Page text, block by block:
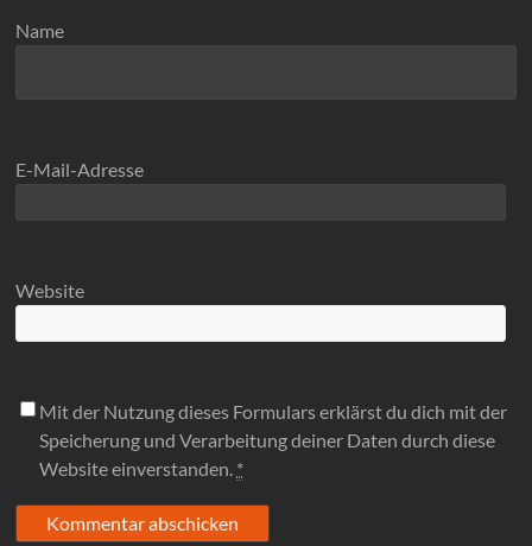
Name
E-Mail-Adresse
Website
Mit der Nutzung dieses Formulars erklärst du dich mit der
Speicherung und Verarbeitung deiner Daten durch diese
Website einverstanden. *